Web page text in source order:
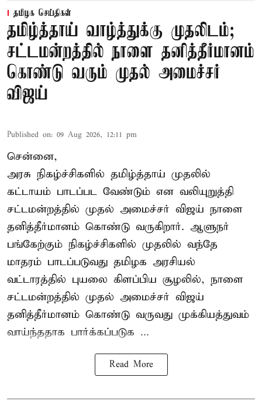
தமிழக செய்திகள்
தமிழ்த்தாய் வாழ்த்துக்கு முதலிடம்;
சட்டமன்றத்தில் நாளை தனித்தீர்மானம்
கொண்டு வரும் முதல் அமைச்சர்
விஜய்
Published on: 09 Aug 2026, 12:11 pm
சென்னை,
அரசு நிகழ்ச்சிகளில் தமிழ்த்தாய் முதலில்
கட்டாயம் பாடப்பட வேண்டும் என வலியுறுத்தி
சட்டமன்றத்தில் முதல் அமைச்சர் விஜய் நாளை
தனித்தீர்மானம் கொண்டு வருகிறார். ஆளுநர்
பங்கேற்கும் நிகழ்ச்சிகளில் முதலில் வந்தே
மாதரம் பாடப்படுவது தமிழக அரசியல்
வட்டாரத்தில் புயலை கிளப்பிய சூழலில், நாளை
சட்டமன்றத்தில் முதல் அமைச்சர் விஜய்
தனித்தீர்மானம் கொண்டு வருவது முக்கியத்துவம்
வாய்ந்ததாக பார்க்கப்படுக ...
Read More